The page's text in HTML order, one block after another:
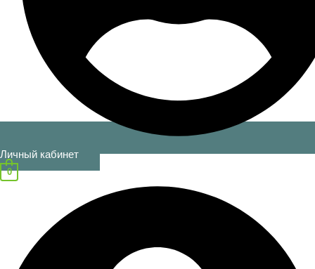
Личный кабинет
0